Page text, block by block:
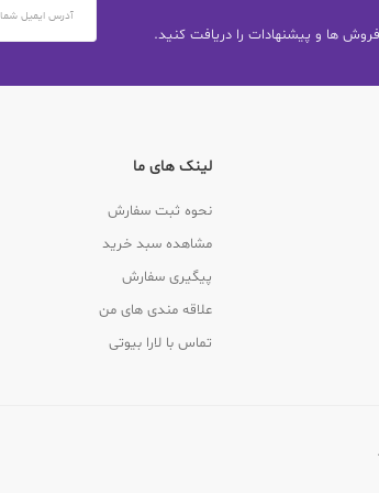
فروش ها و پیشنهادات را دریافت کنید.
لینک های ما
نحوه ثبت سفارش
مشاهده سبد خرید
پیگیری سفارش
علاقه مندی های من
تماس با لارا بیوتی